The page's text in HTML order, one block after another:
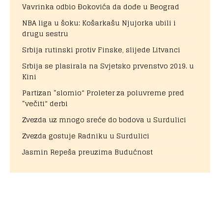
Vavrinka odbio Đokovića da dođe u Beograd
NBA liga u šoku: Košarkašu Njujorka ubili i
drugu sestru
Srbija rutinski protiv Finske, slijede Litvanci
Srbija se plasirala na Svjetsko prvenstvo 2019. u
Kini
Partizan “slomio” Proleter za poluvreme pred
“večiti” derbi
Zvezda uz mnogo sreće do bodova u Surdulici
Zvezda gostuje Radniku u Surdulici
Jasmin Repeša preuzima Budućnost